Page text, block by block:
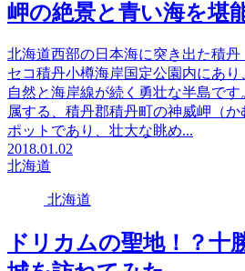
岬の絶景と青い海を堪
北海道西部の日本海に突き出た積
セコ積丹小樽海岸国定公園内にあ
自然と海岸線が続く勇壮な半島で
属する、積丹郡積丹町の神威岬（
ポットであり、壮大な眺め...
2018.01.02
北海道
北海道
ドリカムの聖地！？十